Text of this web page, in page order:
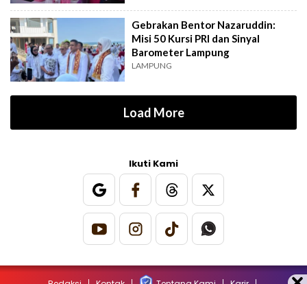
Gebrakan Bentor Nazaruddin:
Misi 50 Kursi PRI dan Sinyal
Barometer Lampung
LAMPUNG
Load More
Ikuti Kami